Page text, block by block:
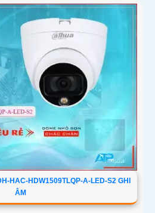
HAC-HDW1509TLQP-A-LED-S2 GHI
ÂM